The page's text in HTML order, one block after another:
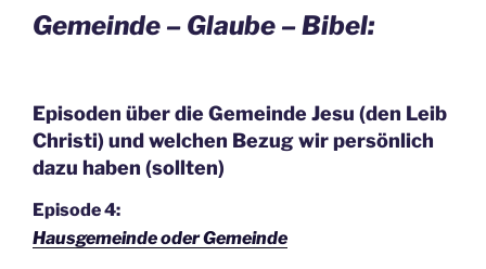
Gemeinde – Glaube – Bibel:
Episoden über die Gemeinde Jesu (den Leib
Christi) und welchen Bezug wir persönlich
dazu haben (sollten)
Episode 4:
Hausgemeinde oder Gemeinde